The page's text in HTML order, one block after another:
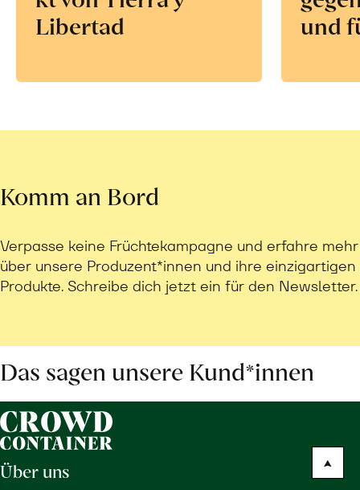
Libertad
und
Komm an Bord
Verpasse keine Früchtekampagne und erfahre mehr
über unsere Produzent*innen und ihre einzigartigen
Produkte. Schreibe dich jetzt ein für den Newsletter.
Das sagen unsere Kund*innen
Über uns